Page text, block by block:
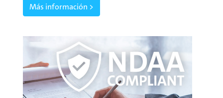
Más información >